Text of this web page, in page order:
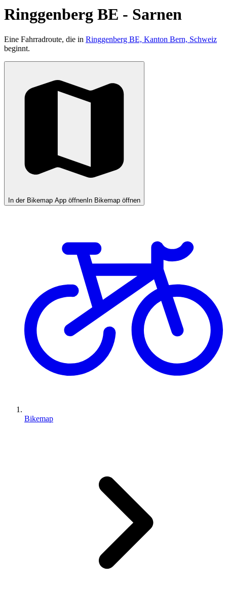
Ringgenberg BE - Sarnen
Eine Fahrradroute, die in Ringgenberg BE, Kanton Bern, Schweiz
beginnt.
In der Bikemap App öffnen In Bikemap öffnen
Bikemap